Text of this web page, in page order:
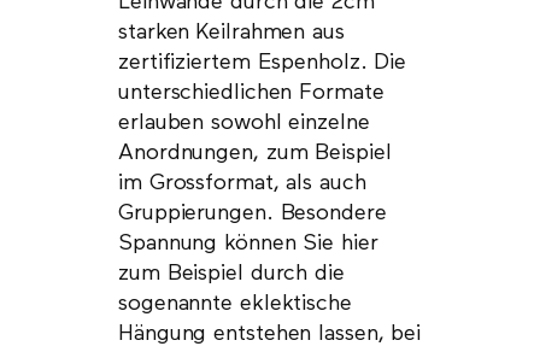
starken Keilrahmen aus
zertifiziertem Espenholz. Die
unterschiedlichen Formate
erlauben sowohl einzelne
Anordnungen, zum Beispiel
im Grossformat, als auch
Gruppierungen. Besondere
Spannung können Sie hier
zum Beispiel durch die
sogenannte eklektische
Hängung entstehen lassen, bei